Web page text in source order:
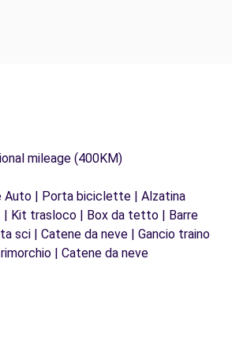
mileage (400KM)
Auto | Porta biciclette | Alzatina
| Kit trasloco | Box da tetto | Barre
sci | Catene da neve | Gancio traino
| Catene da neve